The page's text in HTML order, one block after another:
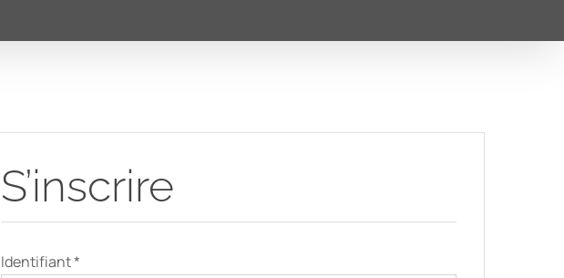
S’inscrire
Identifiant*